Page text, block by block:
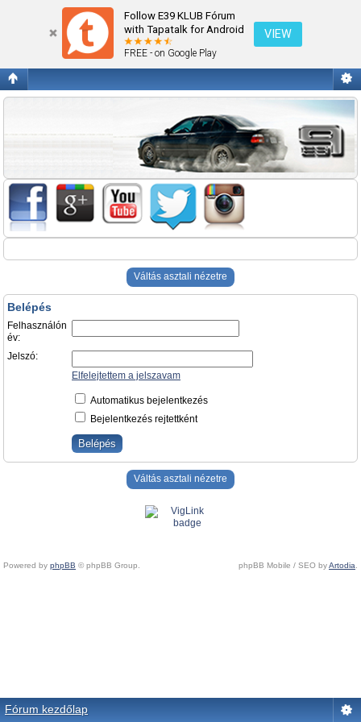
Follow E39 KLUB Fórum
with Tapatalk for Android
FREE - on Google Play
VIEW
Belépés
Váltás asztali nézetre
Belépés
Felhasználón
év:
Jelszó:
Elfelejtettem a jelszavam
Automatikus bejelentkezés
Bejelentkezés rejtettként
Váltás asztali nézetre
Powered by phpBB © phpBB Group. phpBB Mobile / SEO byArtodia.
Fórum kezdőlap